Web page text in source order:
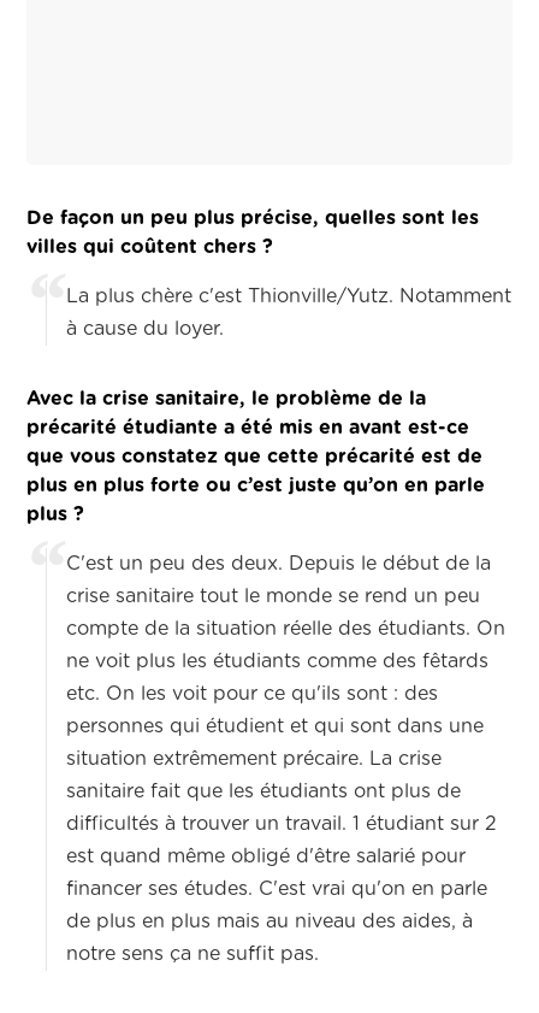
De façon un peu plus précise, quelles sont les
villes qui coûtent chers ?
La plus chère c'est Thionville/Yutz. Notamment
à cause du loyer.
Avec la crise sanitaire, le problème de la
précarité étudiante a été mis en avant est-ce
que vous constatez que cette précarité est de
plus en plus forte ou c’est juste qu’on en parle
plus ?
C'est un peu des deux. Depuis le début de la
crise sanitaire tout le monde se rend un peu
compte de la situation réelle des étudiants. On
ne voit plus les étudiants comme des fêtards
etc. On les voit pour ce qu'ils sont : des
personnes qui étudient et qui sont dans une
situation extrêmement précaire. La crise
sanitaire fait que les étudiants ont plus de
difficultés à trouver un travail. 1 étudiant sur 2
est quand même obligé d'être salarié pour
financer ses études. C'est vrai qu'on en parle
de plus en plus mais au niveau des aides, à
notre sens ça ne suffit pas.